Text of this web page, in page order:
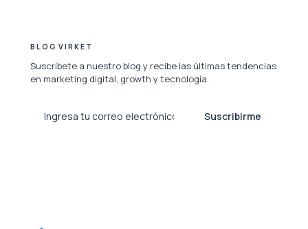
BLOG VIRKET
Suscríbete a nuestro blog y recibe las últimas tendencias
en marketing digital, growth y tecnología.
Suscribirme